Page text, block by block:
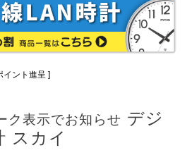
イント進呈 ]
ク表示でお知らせ デジ
スカイ